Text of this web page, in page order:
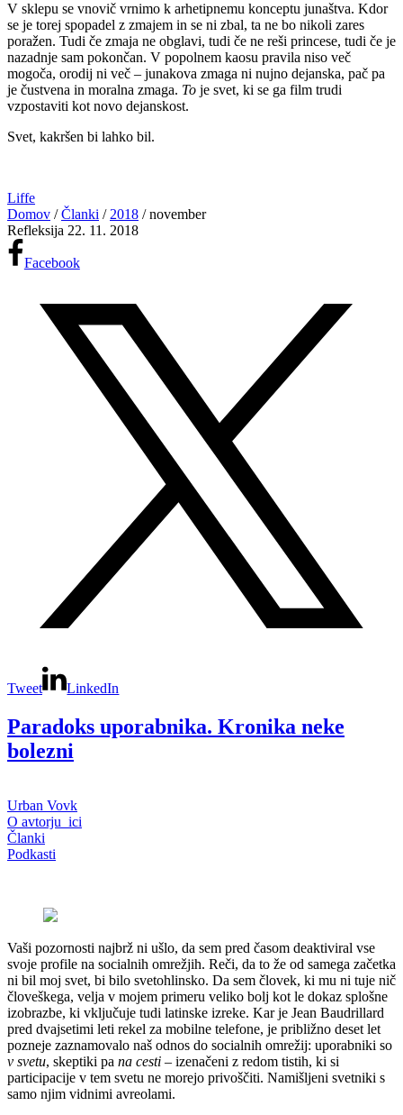
V sklepu se vnovič vrnimo k arhetipnemu konceptu junaštva. Kdor
se je torej spopadel z zmajem in se ni zbal, ta ne bo nikoli zares
poražen. Tudi če zmaja ne obglavi, tudi če ne reši princese, tudi če je
nazadnje sam pokončan. V popolnem kaosu pravila niso več
mogoča, orodij ni več – junakova zmaga ni nujno dejanska, pač pa
je čustvena in moralna zmaga. To je svet, ki se ga film trudi
vzpostaviti kot novo dejanskost.
Svet, kakršen bi lahko bil.
Liffe
Domov /Članki / 2018 /november
Refleksija 22. 11. 2018
Facebook
Tweet LinkedIn
Paradoks uporabnika. Kronika neke
bolezni
Urban Vovk
O avtorju_ici
Članki
Podkasti
Vaši pozornosti najbrž ni ušlo, da sem pred časom deaktiviral vse
svoje profile na socialnih omrežjih. Reči, da to že od samega začetka
ni bil moj svet, bi bilo svetohlinsko. Da sem človek, ki mu ni tuje nič
človeškega, velja v mojem primeru veliko bolj kot le dokaz splošne
izobrazbe, ki vključuje tudi latinske izreke. Kar je Jean Baudrillard
pred dvajsetimi leti rekel za mobilne telefone, je približno deset let
pozneje zaznamovalo naš odnos do socialnih omrežij: uporabniki so
v svetu, skeptiki pa na cesti – izenačeni z redom tistih, ki si
participacije v tem svetu ne morejo privoščiti. Namišljeni svetniki s
samo njim vidnimi avreolami.